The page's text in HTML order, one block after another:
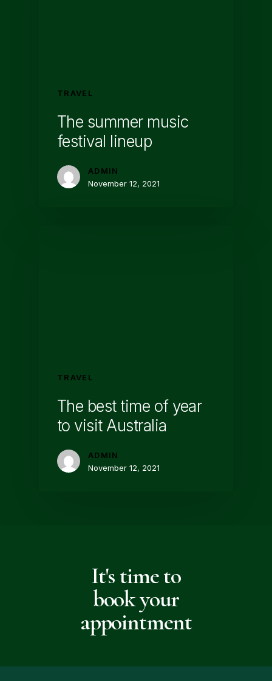
TRAVEL
The summer music
festival lineup
ADMIN
November 12, 2021
TRAVEL
The best time of year
to visit Australia
ADMIN
November 12, 2021
It's time to
book your
appointment